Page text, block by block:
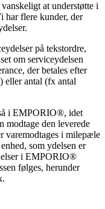
at understøtte i
har flere kunder, der
på tekstordre,
om serviceydelsen
der betales efter
eller antal (fx antal
i EMPORIO®, idet
modtage den leverede
varemodtages i milepæle
som ydelsen er
i EMPORIO®
følges, herunder